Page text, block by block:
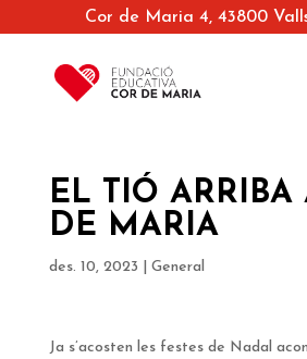
Cor de Maria 4, 43800
EL TIÓ ARRIBA
DE MARIA
des. 10, 2023 General
Ja s’acosten les festes de Nadal